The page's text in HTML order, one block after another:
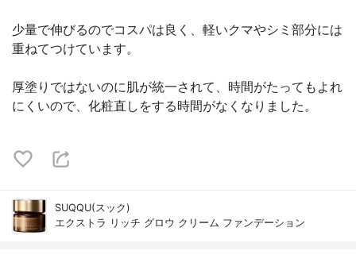
少量で伸びるのでコスパは良く、軽いクマやシミ部分には
重ねてつけています。
厚塗りではないのに肌が統一されて、時間がたってもよれ
にくいので、化粧直しをする時間がなくなりました。
SUQQU(スック)
エクストラ リッチ グロウ クリーム ファンデーション